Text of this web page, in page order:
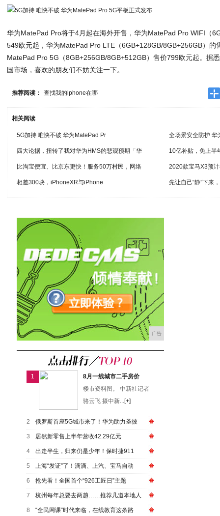
华为MatePad Pro将于4月起在海外开售，华为MatePad Pro WIFI（
549欧元起，华为MatePad Pro LTE（6GB+128GB/8GB+256GB）的
MatePad Pro 5G（8GB+256GB/8GB+512GB）售价799欧元起。据
国市场，喜欢的朋友们不妨关注一下。
推荐阅读： 查找我的iphone在哪
相关阅读
5G加持 唯快不破 华为MatePad Pr 全场景安全防护 华
四大论据，扭转了我对华为HMS的悲观预期「华 10亿补贴，免上半
比淘宝便宜、比京东更快！服务50万村民，网络 2020款宝马X3预
相差300块，iPhoneXR与iPhone 先让自己“静”下来
广告
1
8月一线城市二手房价
楼市资料图。 中新社记者
骆云飞 摄中新...[+]
2 俄罗斯首座5G城市来了！华为助力圣彼
3 居然新零售上半年营收42.29亿元
4 出走半生，归来仍是少年！保时捷911
5 上海“发证”了！滴滴、上汽、宝马自动
6 抢先看！全国首个“926工匠日”主题
7 杭州每年总要去两趟……推荐几道本地人
8 “全民网课”时代来临，在线教育这条路